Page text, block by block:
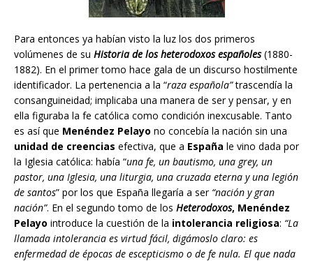
Para entonces ya habían visto la luz los dos primeros
volúmenes de su Historia de los heterodoxos españoles(1880-
1882). En el primer tomo hace gala de un discurso hostilmente
identificador. La pertenencia a la “raza española”trascendía la
consanguineidad; implicaba una manera de ser y pensar, y en
ella figuraba la fe católica como condición inexcusable. Tanto
es así que Menéndez Pelayo no concebía la nación sin una
unidad de creencias efectiva, que a España le vino dada por
la Iglesia católica: había “una fe, un bautismo, una grey, un
pastor, una Iglesia, una liturgia, una cruzada eterna y una legión
de santos” por los que España llegaría a ser “nación y gran
nación”. En el segundo tomo de los Heterodoxos, Menéndez
Pelayo introduce la cuestión de la intolerancia religiosa: “La
llamada intolerancia es virtud fácil, digámoslo claro: es
enfermedad de épocas de escepticismo o de fe nula. El que nada